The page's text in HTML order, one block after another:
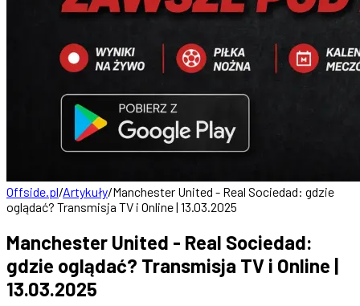
Offside.pl/Artykuły/Manchester United - Real Sociedad: gdzie
oglądać? Transmisja TV i Online | 13.03.2025
Manchester United - Real Sociedad:
gdzie oglądać? Transmisja TV i Online |
13.03.2025